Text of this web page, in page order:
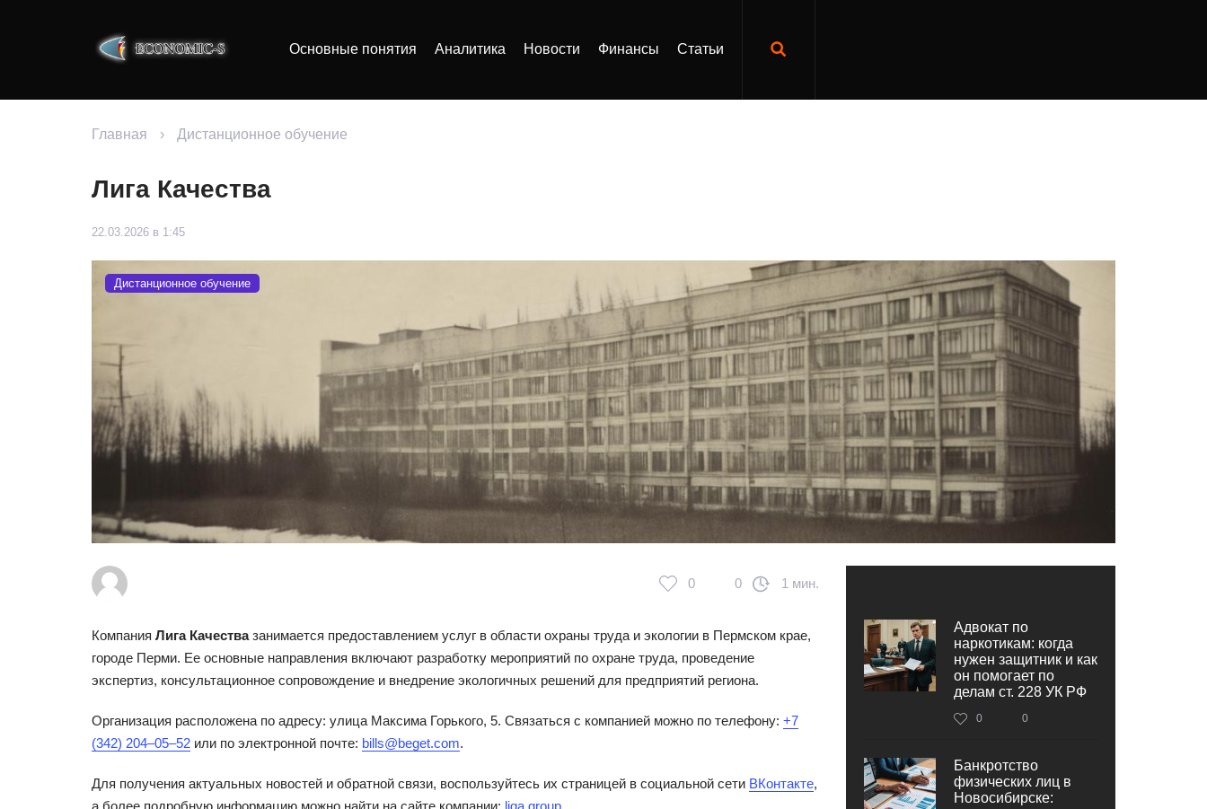
Основные понятия Аналитика Новости Финансы Статьи
Главная › Дистанционное обучение
Лига Качества
22.03.2026 в 1:45
Дистанционное обучение
0 0 1 мин.
Компания Лига Качествазанимается предоставлением услуг в области охраны труда и экологии в Пермском крае,
городе Перми. Ее основные направления включают разработку мероприятий по охране труда, проведение
экспертиз, консультационное сопровождение и внедрение экологичных решений для предприятий региона.
Организация расположена по адресу: улица Максима Горького, 5. Связаться с компанией можно по телефону: +7
(342) 204‒05‒52 или по электронной почте: bills@beget.com.
Для получения актуальных новостей и обратной связи, воспользуйтесь их страницей в социальной сети ВКонтакте,
а более подробную информацию можно найти на сайте компании: liga.group.
Адвокат по
наркотикам: когда
нужен защитник и как
он помогает по
делам ст. 228 УК РФ
0 0
Банкротство
физических лиц в
Новосибирске: